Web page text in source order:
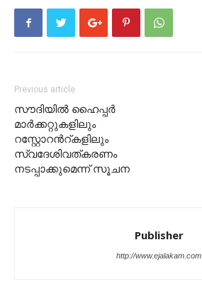
Previous article
സൗദിയിൽ ഹൈപ്പര്‍
മാര്‍ക്കറ്റുകളിലും
റസ്റ്റോറൻറ്കളിലും
സ്വദേശിവത്കരണം
നടപ്പാക്കുമെന്ന് സൂചന
Publisher
http://www.ejalakam.com